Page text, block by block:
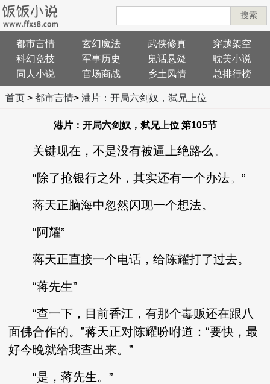
搜索
都市言情 玄幻魔法 武侠修真
穿越架空
科幻竞技
军事历史 鬼话悬疑
耽美小说
同人小说
官场商战 乡土风情 总排行榜
首页> 都市言情> 港片：开局六剑奴，弑兄上位
港片：开局六剑奴，弑兄上位 第105节
关键现在，不是没有被逼上绝路么。
“除了抢银行之外，其实还有一个办法。”
蒋天正脑海中忽然闪现一个想法。
“阿耀”
蒋天正直接一个电话，给陈耀打了过去。
“蒋先生”
“查一下，目前香江，有那个毒贩还在跟八
面佛合作的。”蒋天正对陈耀吩咐道：“要快，最
好今晚就给我查出来。”
“是，蒋先生。”